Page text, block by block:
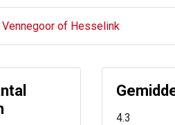
Vennegoor of Hesselink
4.3